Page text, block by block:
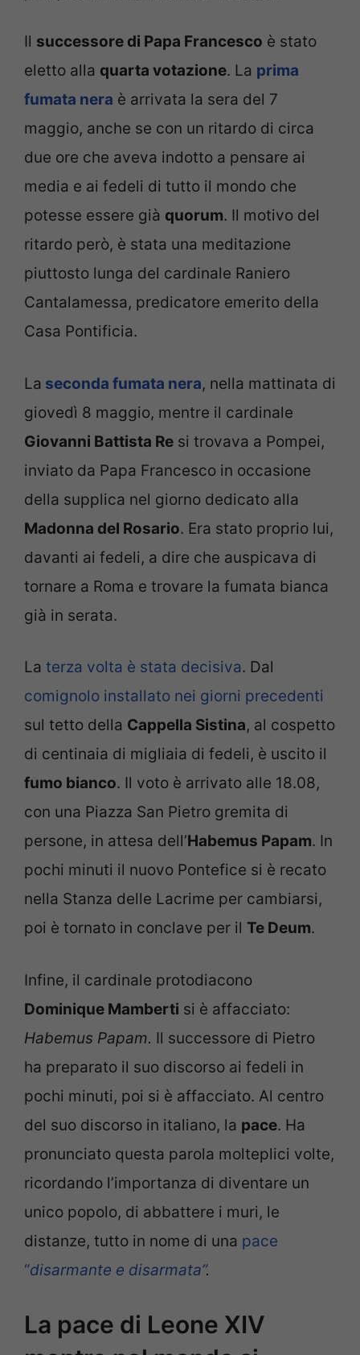
Il successore di Papa Francesco è stato
eletto alla quarta votazione. La prima
fumata nera è arrivata la sera del 7
maggio, anche se con un ritardo di circa
due ore che aveva indotto a pensare ai
media e ai fedeli di tutto il mondo che
potesse essere già quorum. Il motivo del
ritardo però, è stata una meditazione
piuttosto lunga del cardinale Raniero
Cantalamessa, predicatore emerito della
Casa Pontificia.
La seconda fumata nera, nella mattinata di
giovedì 8 maggio, mentre il cardinale
Giovanni Battista Re si trovava a Pompei,
inviato da Papa Francesco in occasione
della supplica nel giorno dedicato alla
Madonna del Rosario. Era stato proprio lui,
davanti ai fedeli, a dire che auspicava di
tornare a Roma e trovare la fumata bianca
già in serata.
La terza volta è stata decisiva. Dal
comignolo installato nei giorni precedenti
sul tetto della Cappella Sistina, al cospetto
di centinaia di migliaia di fedeli, è uscito il
fumo bianco. Il voto è arrivato alle 18.08,
con una Piazza San Pietro gremita di
persone, in attesa dell’Habemus Papam. In
pochi minuti il nuovo Pontefice si è recato
nella Stanza delle Lacrime per cambiarsi,
poi è tornato in conclave per il Te Deum.
Infine, il cardinale protodiacono
Dominique Mamberti si è affacciato:
Habemus Papam. Il successore di Pietro
ha preparato il suo discorso ai fedeli in
pochi minuti, poi si è affacciato. Al centro
del suo discorso in italiano, la pace. Ha
pronunciato questa parola molteplici volte,
ricordando l’importanza di diventare un
unico popolo, di abbattere i muri, le
distanze, tutto in nome di una pace
“disarmante e disarmata”.
La pace di Leone XIV